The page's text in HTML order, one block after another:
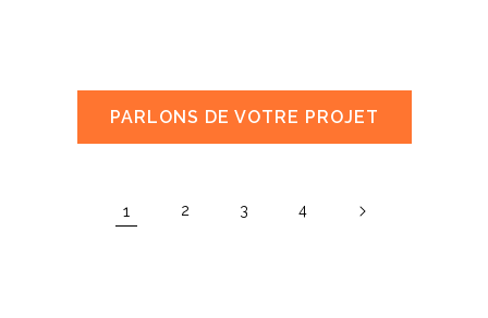
PARLONS DE VOTRE PROJET
1 2 3 4